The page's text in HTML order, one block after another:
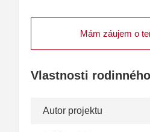
Mám záujem o
Vlastnosti
Autor projektu